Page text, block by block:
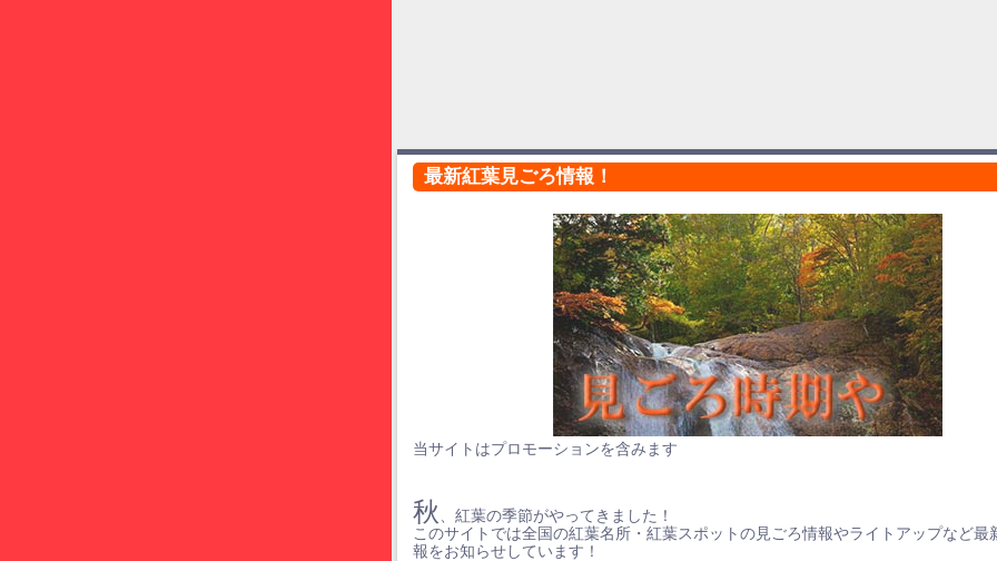
最新紅葉見ごろ情報！
当サイトはプロモーションを含みます
秋
、紅葉の季節がやってきました！
このサイトでは全国の紅葉名所・紅葉スポットの見ごろ情報やライトアップなど最
報をお知らせしています！